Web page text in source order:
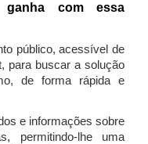
com essa
público, acessível de
para buscar a solução
de forma rápida e
e informações sobre
permitindo-lhe uma